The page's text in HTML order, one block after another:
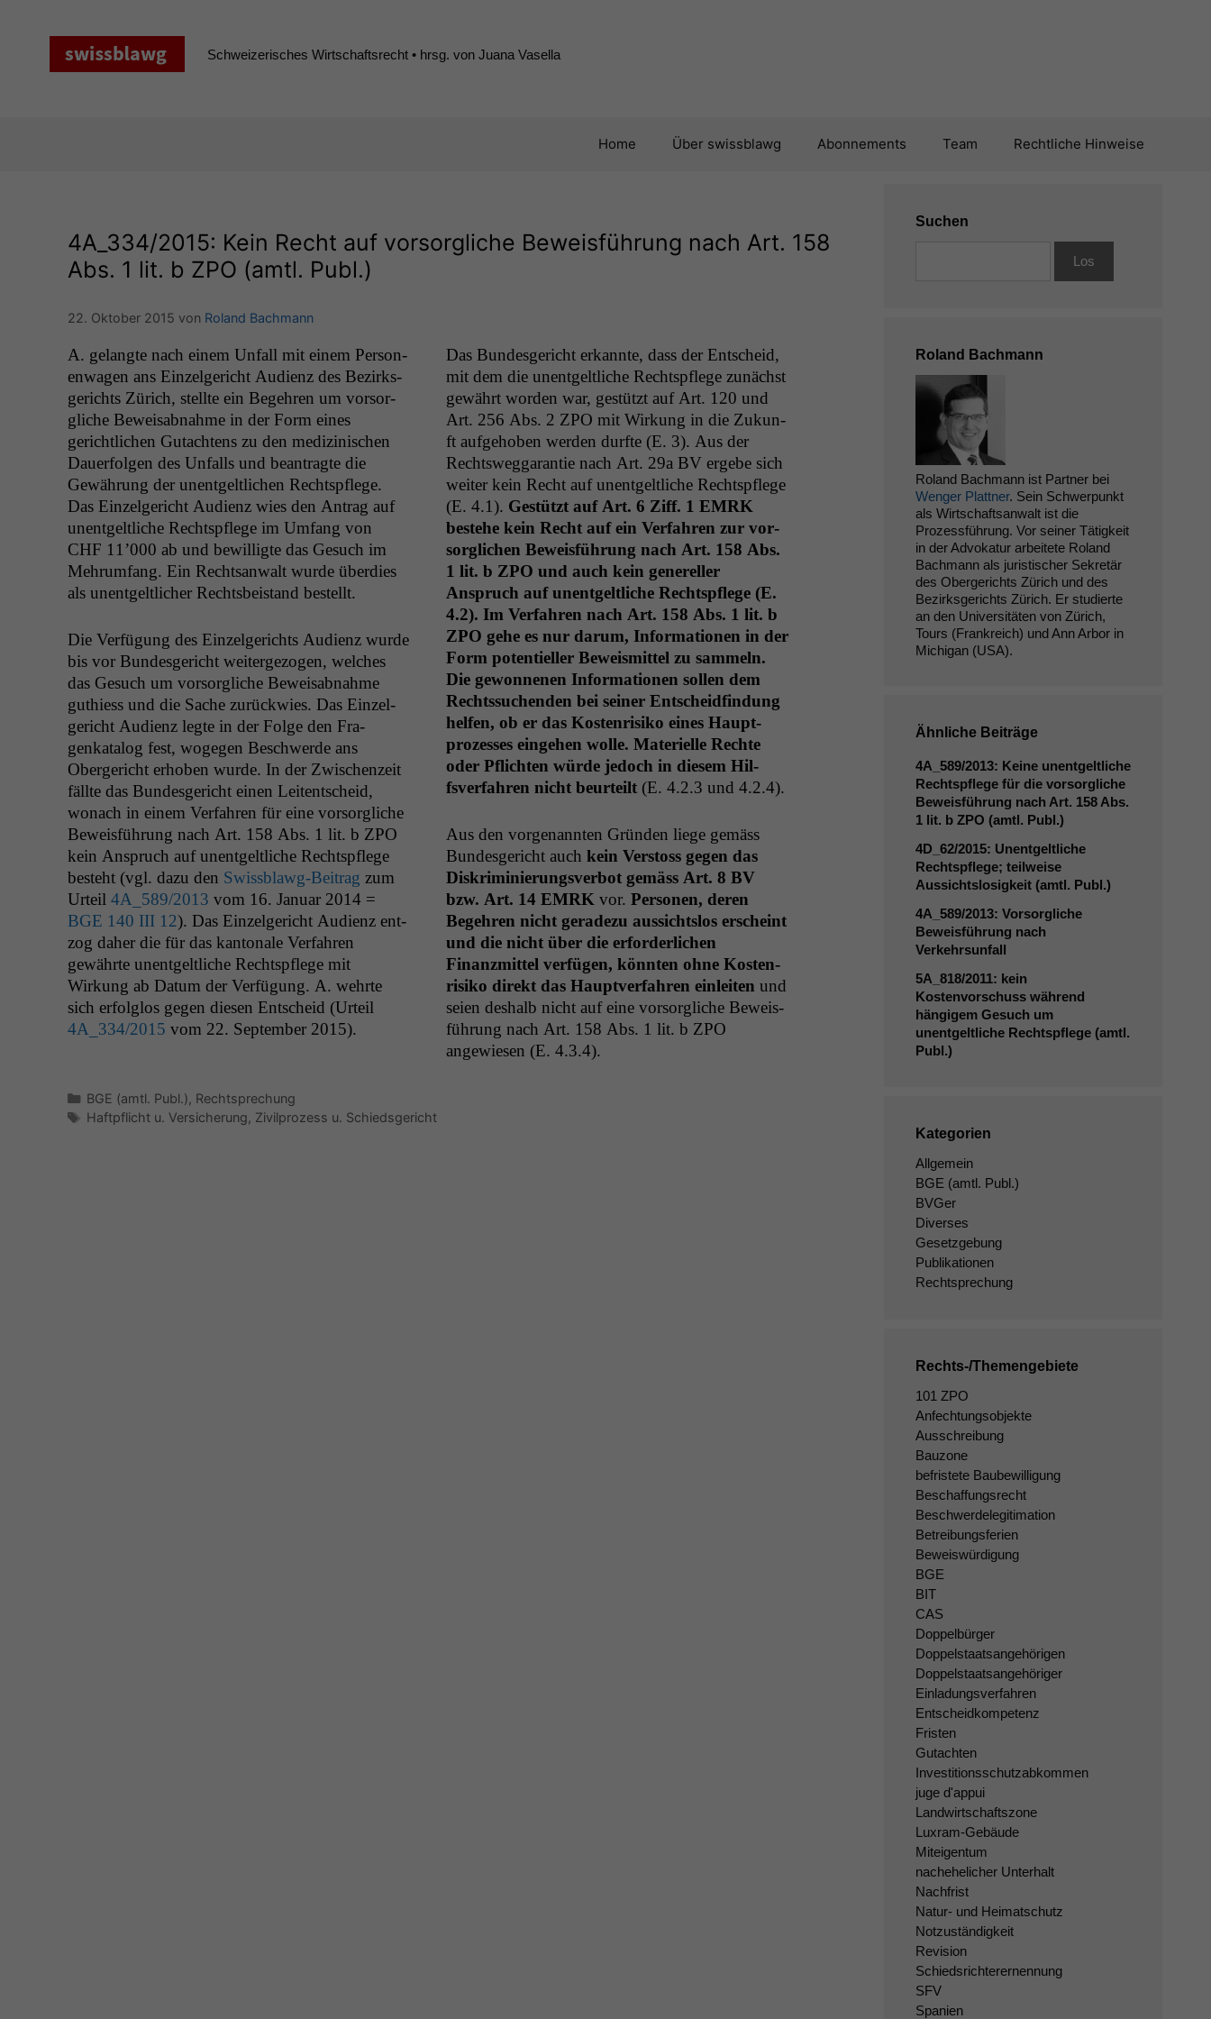
Schweizerisches Wirtschaftsrecht • hrsg. von Juana Vasella
Home Über swissblawg Abonnements Team Rechtliche Hinweise
4A_334/2015: Kein Recht auf vorsorgliche Beweisführung nach Art. 158
Abs. 1 lit. b ZPO (amtl. Publ.)
22. Oktober 2015 von Roland Bachmann
A. gelangte nach einem Unfall mit einem Per­so­n­
en­wa­gen ans Einzel­gericht Audienz des Bezirks­
gerichts Zürich, stellte ein Begehren um vor­sor­
gliche Beweis­ab­nahme in der Form eines
gerichtlichen Gutacht­ens zu den medi­zinis­chen
Dauer­fol­gen des Unfalls und beantragte die
Gewährung der unent­geltlichen Recht­spflege.
Das Einzel­gericht Audienz wies den Antrag auf
unent­geltliche Recht­spflege im Umfang von
CHF 11’000 ab und bewil­ligte das Gesuch im
Mehrum­fang. Ein Recht­san­walt wurde überdies
als unent­geltlich­er Rechts­bei­s­tand bestellt.
Die Ver­fü­gung des Einzel­gerichts Audienz wurde
bis vor Bun­des­gericht weit­erge­zo­gen, welch­es
das Gesuch um vor­sor­gliche Beweis­ab­nahme
guthiess und die Sache zurück­wies. Das Einzel­
gericht Audienz legte in der Folge den Fra­
genkat­a­log fest, woge­gen Beschw­erde ans
Oberg­ericht erhoben wurde. In der Zwis­chen­zeit
fällte das Bun­des­gericht einen Leit­entscheid,
wonach in einem Ver­fahren für eine vor­sor­gliche
Bewe­is­führung nach Art. 158 Abs. 1 lit. b ZPO
kein Anspruch auf unent­geltliche Recht­spflege
beste­ht (vgl. dazu den Swiss­blawg-Beitrag zum
Urteil 4A_589/2013 vom 16. Jan­u­ar 2014 =
BGE 140 III12). Das Einzel­gericht Audienz ent­
zog daher die für das kan­tonale Ver­fahren
gewährte unent­geltliche Recht­spflege mit
Wirkung ab Datum der Ver­fü­gung. A. wehrte
sich erfol­g­los gegen diesen Entscheid (Urteil
4A_334/2015 vom 22. Sep­tem­ber 2015).
Das Bun­des­gericht erkan­nte, dass der Entscheid,
mit dem die unent­geltliche Recht­spflege zunächst
gewährt wor­den war, gestützt auf Art. 120 und
Art. 256 Abs. 2 ZPO mit Wirkung in die Zukun­
ft aufge­hoben wer­den durfte (E. 3). Aus der
Rechtsweg­garantie nach Art. 29a BVergebe sich
weit­er kein Recht auf unent­geltliche Recht­spflege
(E. 4.1). Gestützt auf Art. 6 Ziff. 1 EMRK
beste­he kein Recht auf ein Ver­fahren zur vor­
sor­glichen Bewe­is­führung nach Art. 158 Abs.
1 lit. b ZPO und auch kein genereller
Anspruch auf unent­geltliche Recht­spflege (E.
4.2). Im Ver­fahren nach Art. 158 Abs. 1 lit. b
ZPO gehe es nur darum, Infor­ma­tio­nen in der
Form poten­tieller Beweis­mit­tel zu sam­meln.
Die gewonnenen Infor­ma­tio­nen sollen dem
Rechtssuchen­den bei sein­er Entschei­dfind­ung
helfen, ob er das Kosten­risiko eines Haupt­
prozess­es einge­hen wolle. Materielle Rechte
oder Pflicht­en würde jedoch in diesem Hil­
fsver­fahren nicht beurteilt(E. 4.2.3 und 4.2.4).
Aus den vor­ge­nan­nten Grün­den liege gemäss
Bun­des­gericht auch kein Ver­stoss gegen das
Diskri­m­inierungsver­bot gemäss Art. 8 BV
bzw. Art. 14 EMRK vor. Per­so­n­en, deren
Begehren nicht ger­adezu aus­sicht­s­los erscheint
und die nicht über die erforder­lichen
Finanzmit­tel ver­fü­gen, kön­nten ohne Kosten­
risiko direkt das Hauptver­fahren ein­leit­en und
seien deshalb nicht auf eine vor­sor­gliche Bewe­is­
führung nach Art. 158 Abs. 1 lit. b ZPO
angewiesen (E. 4.3.4).
Kategorien
BGE (amtl. Publ.), Rechtsprechung
Schlagwörter
Haftpflicht u. Versicherung, Zivilprozess u. Schiedsgericht
Suchen
Roland Bachmann
Roland Bachmann ist Partner bei
Wenger Plattner. Sein Schwerpunkt
als Wirtschaftsanwalt ist die
Prozessführung. Vor seiner Tätigkeit
in der Advokatur arbeitete Roland
Bachmann als juristischer Sekretär
des Obergerichts Zürich und des
Bezirksgerichts Zürich. Er studierte
an den Universitäten von Zürich,
Tours (Frankreich) und Ann Arbor in
Michigan (USA).
Ähnliche Beiträge
4A_589/2013: Keine unentgeltliche
Rechtspflege für die vorsorgliche
Beweisführung nach Art. 158 Abs.
1 lit. b ZPO (amtl. Publ.)
4D_62/2015: Unentgeltliche
Rechtspflege; teilweise
Aussichtslosigkeit (amtl. Publ.)
4A_589/2013: Vorsorgliche
Beweisführung nach
Verkehrsunfall
5A_818/2011: kein
Kostenvorschuss während
hängigem Gesuch um
unentgeltliche Rechtspflege (amtl.
Publ.)
Kategorien
Allgemein
BGE (amtl. Publ.)
BVGer
Diverses
Gesetzgebung
Publikationen
Rechtsprechung
Rechts-/Themengebiete
101 ZPO
Anfechtungsobjekte
Ausschreibung
Bauzone
befristete Baubewilligung
Beschaffungsrecht
Beschwerdelegitimation
Betreibungsferien
Beweiswürdigung
BGE
BIT
CAS
Doppelbürger
Doppelstaatsangehörigen
Doppelstaatsangehöriger
Einladungsverfahren
Entscheidkompetenz
Fristen
Gutachten
Investitionsschutzabkommen
juge d'appui
Landwirtschaftszone
Luxram-Gebäude
Miteigentum
nachehelicher Unterhalt
Nachfrist
Natur- und Heimatschutz
Notzuständigkeit
Revision
Schiedsrichterernennung
SFV
Spanien